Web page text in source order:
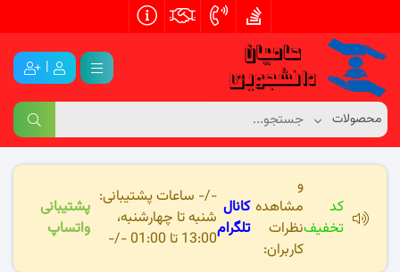
|
کد
تخفیف
و
مشاهده
نظرات
کاربران:
کانال
تلگرام
-/- ساعات پشتیبانی:
شنبه تا چهارشنبه،
13:00 تا 01:00 -/-
پشتیبانی
واتساپ